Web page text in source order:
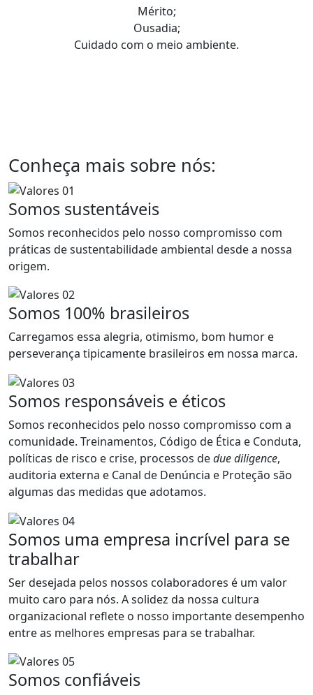
Mérito;
Ousadia;
Cuidado com o meio ambiente.
Conheça mais sobre nós:
Somos sustentáveis
Somos reconhecidos pelo nosso compromisso com
práticas de sustentabilidade ambiental desde a nossa
origem.
Somos 100% brasileiros
Carregamos essa alegria, otimismo, bom humor e
perseverança tipicamente brasileiros em nossa marca.
Somos responsáveis e éticos
Somos reconhecidos pelo nosso compromisso com a
comunidade. Treinamentos, Código de Ética e Conduta,
políticas de risco e crise, processos dedue diligence,
auditoria externa e Canal de Denúncia e Proteção são
algumas das medidas que adotamos.
Somos uma empresa incrível para se
trabalhar
Ser desejada pelos nossos colaboradores é um valor
muito caro para nós. A solidez da nossa cultura
organizacional reflete o nosso importante desempenho
entre as melhores empresas para se trabalhar.
Somos confiáveis